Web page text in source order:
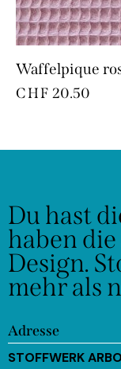
Waffelpique
CHF 20.50
Du hast
haben
Design.
mehr als
Adresse
STOFFWERK